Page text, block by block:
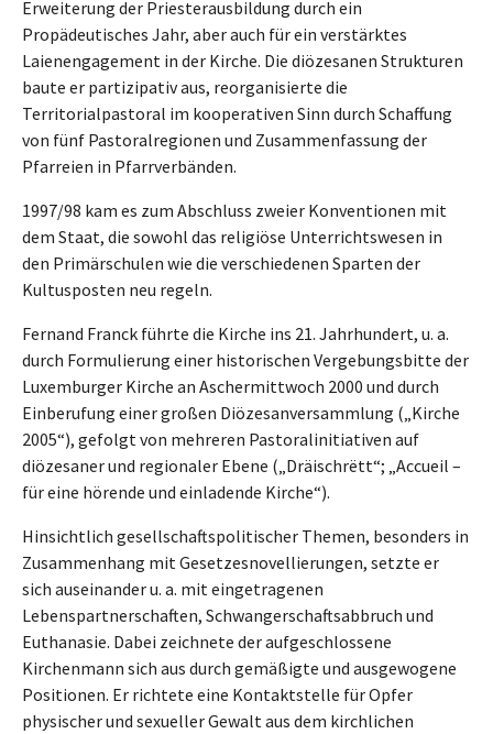
Erweiterung der Priesterausbildung durch ein
Propädeutisches Jahr, aber auch für ein verstärktes
Laienengagement in der Kirche. Die diözesanen Strukturen
baute er partizipativ aus, reorganisierte die
Territorialpastoral im kooperativen Sinn durch Schaffung
von fünf Pastoralregionen und Zusammenfassung der
Pfarreien in Pfarrverbänden.
1997/98 kam es zum Abschluss zweier Konventionen mit
dem Staat, die sowohl das religiöse Unterrichtswesen in
den Primärschulen wie die verschiedenen Sparten der
Kultusposten neu regeln.
Fernand Franck führte die Kirche ins 21. Jahrhundert, u. a.
durch Formulierung einer historischen Vergebungsbitte der
Luxemburger Kirche an Aschermittwoch 2000 und durch
Einberufung einer großen Diözesanversammlung („Kirche
2005“), gefolgt von mehreren Pastoralinitiativen auf
diözesaner und regionaler Ebene („Dräischrëtt“; „Accueil –
für eine hörende und einladende Kirche“).
Hinsichtlich gesellschaftspolitischer Themen, besonders in
Zusammenhang mit Gesetzesnovellierungen, setzte er
sich auseinander u. a. mit eingetragenen
Lebenspartnerschaften, Schwangerschaftsabbruch und
Euthanasie. Dabei zeichnete der aufgeschlossene
Kirchenmann sich aus durch gemäßigte und ausgewogene
Positionen. Er richtete eine Kontaktstelle für Opfer
physischer und sexueller Gewalt aus dem kirchlichen